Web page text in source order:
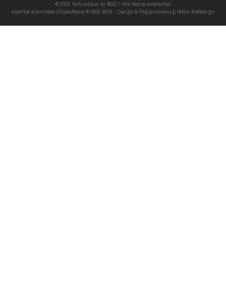
© 2026 Technikhaus by MSC • Alle Rechte vorbehalten
modified eCommerce Shopsoftware © 2009-2026 • Design & Programmierung Rehm Webdesign